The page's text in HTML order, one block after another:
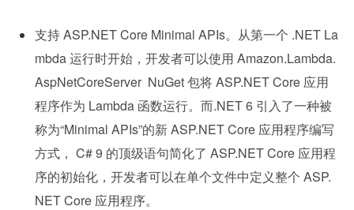
支持 ASP.NET Core Minimal APIs。从第一个 .NET La
mbda 运行时开始，开发者可以使用 Amazon.Lambda.
AspNetCoreServer  NuGet 包将 ASP.NET Core 应用
程序作为 Lambda 函数运行。而.NET 6 引入了一种被
称为“Minimal APIs”的新 ASP.NET Core 应用程序编写
方式， C# 9 的顶级语句简化了 ASP.NET Core 应用程
序的初始化，开发者可以在单个文件中定义整个 ASP.
NET Core 应用程序。